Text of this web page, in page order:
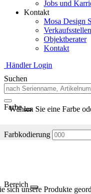
Jobs und
Kontakt
Mosa Design
Verkaufsstellen
Objektberater
Kontakt
Händler Login
Suchen
Farbe
Wählen Sie eine Farbe
Farbkodierung
Bereich
sich unsere Produkte